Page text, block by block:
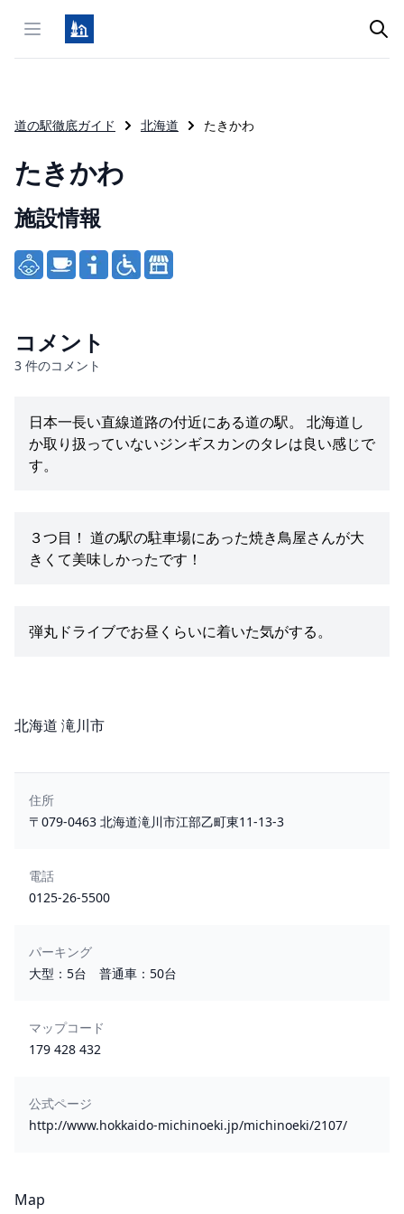
Open menu
道の駅徹底ガイド 北海道 たきかわ
たきかわ
Product information
施設情報
コメント
3 件のコメント
日本一長い直線道路の付近にある道の駅。 北海道し
か取り扱っていないジンギスカンのタレは良い感じで
す。
３つ目！ 道の駅の駐車場にあった焼き鳥屋さんが大
きくて美味しかったです！
弾丸ドライブでお昼くらいに着いた気がする。
所在地
北海道 滝川市
住所
〒079-0463 北海道滝川市江部乙町東11-13-3
電話
0125-26-5500
パーキング
大型：5台 普通車：50台
マップコード
179 428 432
公式ページ
http://www.hokkaido-michinoeki.jp/michinoeki/2107/
Map